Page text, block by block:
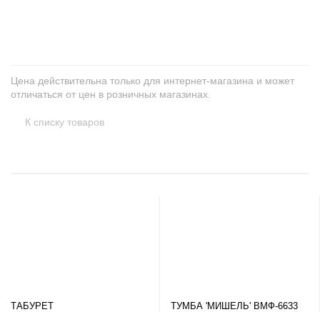
Цена действительна только для интернет-магазина и может
отличаться от цен в розничных магазинах.
К списку товаров
ТАБУРЕТ ТУМБА 'МИШЕЛЬ' ВМФ-6633